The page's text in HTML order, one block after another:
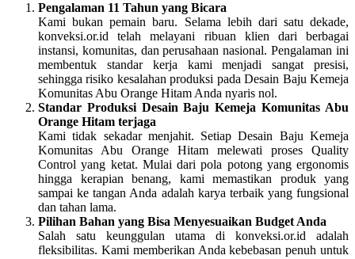
Pengalaman 11 Tahun yang Bicara
Kami bukan pemain baru. Selama lebih dari satu dekade,
konveksi.or.id telah melayani ribuan klien dari berbagai
instansi, komunitas, dan perusahaan nasional. Pengalaman ini
membentuk standar kerja kami menjadi sangat presisi,
sehingga risiko kesalahan produksi pada Desain Baju Kemeja
Komunitas Abu Orange Hitam Anda nyaris nol.
Standar Produksi Desain Baju Kemeja Komunitas Abu
Orange Hitam terjaga
Kami tidak sekadar menjahit. Setiap Desain Baju Kemeja
Komunitas Abu Orange Hitam melewati proses Quality
Control yang ketat. Mulai dari pola potong yang ergonomis
hingga kerapian benang, kami memastikan produk yang
sampai ke tangan Anda adalah karya terbaik yang fungsional
dan tahan lama.
Pilihan Bahan yang Bisa Menyesuaikan Budget Anda
Salah satu keunggulan utama di konveksi.or.id adalah
fleksibilitas. Kami memberikan Anda kebebasan penuh untuk